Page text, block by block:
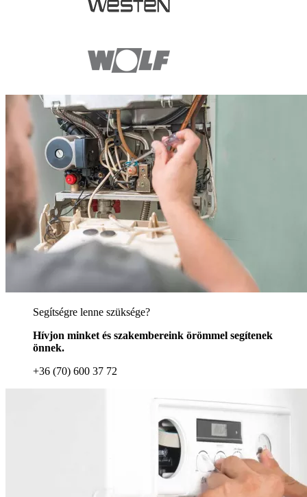
Segítségre lenne szüksége?
Hívjon minket és szakembereink örömmel segítenek
önnek.
+36 (70) 600 37 72